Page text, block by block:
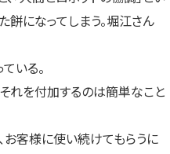
餅になってしまう。堀江さん
いる。
れを付加するのは簡単なこと
客様に使い続けてもらうに